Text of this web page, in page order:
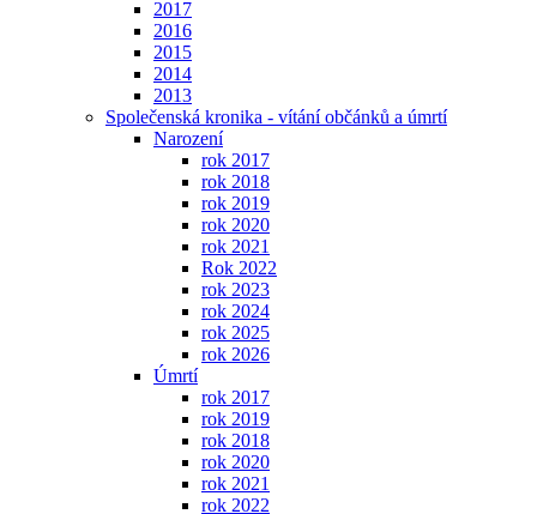
2017
2016
2015
2014
2013
Společenská kronika - vítání občánků a úmrtí
Narození
rok 2017
rok 2018
rok 2019
rok 2020
rok 2021
Rok 2022
rok 2023
rok 2024
rok 2025
rok 2026
Úmrtí
rok 2017
rok 2019
rok 2018
rok 2020
rok 2021
rok 2022